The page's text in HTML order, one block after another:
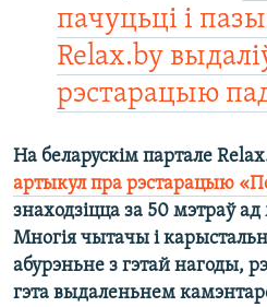
пачуцьці і
Relax.by
рэстарацыю
На беларускім партале
артыкул пра рэстарацыю
знаходзіцца за 50 мэтраў
Многія чытачы і
абурэньне з гэтай нагоды,
гэта выдаленьнем